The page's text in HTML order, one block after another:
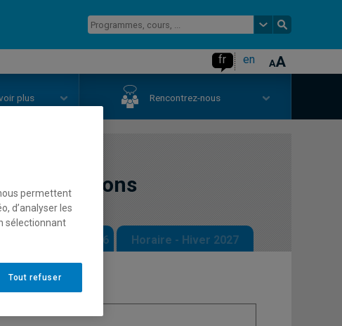
fr en
plus Rencontrez-nous
et collections
- Automne 2026 Horaire - Hiver 2027
permettent
d’analyser les
sélectionnant
Tout refuser